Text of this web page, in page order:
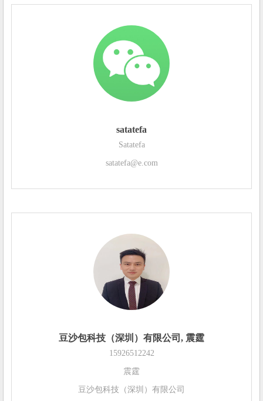
satatefa
Satatefa
satatefa@e.com
豆沙包科技（深圳）有限公司, 震霆
15926512242
震霆
豆沙包科技（深圳）有限公司